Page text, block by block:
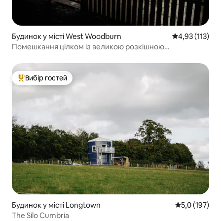
Будинок у місті West Woodburn Середня
4,93 (113)
Помешкання цілком із великою розкішною
Топ вибір гостей
Вибір гостей
Будинок у місті Longtown Середня
5,0 (197)
The Silo Cumbria